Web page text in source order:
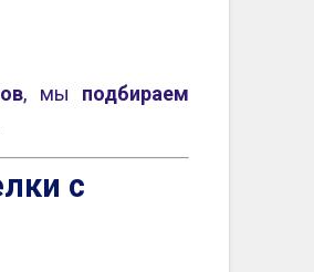
, мы подбираем
с